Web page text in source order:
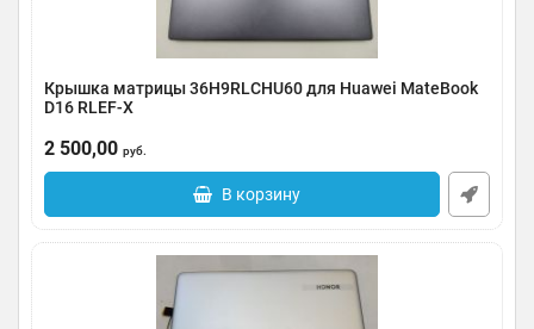
Крышка матрицы 36H9RLCHU60 для Huawei MateBook
D16 RLEF-X
2 500,00 руб.
В корзину